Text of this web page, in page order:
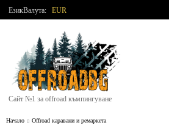
ЕзикВалута: EUR
Сайт №1 за offroad къмпингуване
Начало Offroad каравани и ремаркета